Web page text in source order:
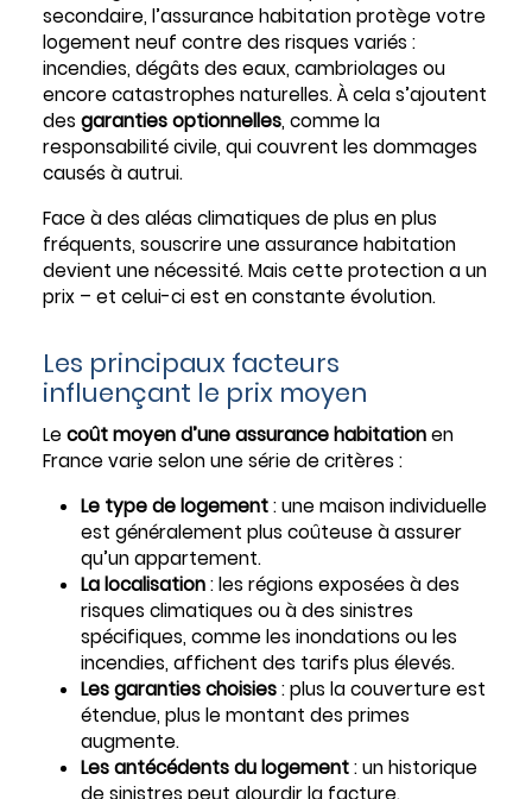
secondaire, l’assurance habitation protège votre
logement neuf contre des risques variés :
incendies, dégâts des eaux, cambriolages ou
encore catastrophes naturelles. À cela s’ajoutent
des garanties optionnelles, comme la
responsabilité civile, qui couvrent les dommages
causés à autrui.
Face à des aléas climatiques de plus en plus
fréquents, souscrire une assurance habitation
devient une nécessité. Mais cette protection a un
prix – et celui-ci est en constante évolution.
Les principaux facteurs
influençant le prix moyen
Le coût moyen d’une assurance habitationen
France varie selon une série de critères :
Le type de logement: une maison individuelle
est généralement plus coûteuse à assurer
qu’un appartement.
La localisation: les régions exposées à des
risques climatiques ou à des sinistres
spécifiques, comme les inondations ou les
incendies, affichent des tarifs plus élevés.
Les garanties choisies: plus la couverture est
étendue, plus le montant des primes
augmente.
Les antécédents du logement: un historique